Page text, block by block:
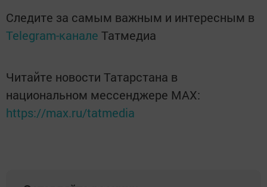
Следите за самым важным и интересным в
Telegram-канале Татмедиа
Читайте новости Татарстана в
национальном мессенджере MАХ:
https://max.ru/tatmedia